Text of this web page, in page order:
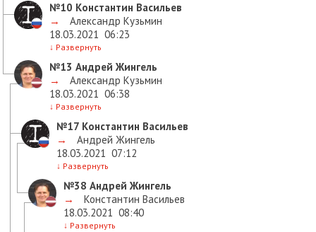
№10 Константин Васильев
→
Александр Кузьмин
18.03.2021 06:23
↓ Развернуть
№13 Андрей Жингель
→
Александр Кузьмин
18.03.2021 06:38
↓ Развернуть
№17 Константин Васильев
→
Андрей Жингель
18.03.2021 07:12
↓ Развернуть
№38 Андрей Жингель
→
Константин Васильев
18.03.2021 08:40
↓ Развернуть